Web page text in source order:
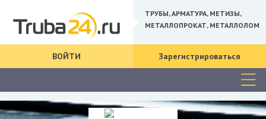
ТРУБЫ, АРМАТУРА, МЕТИЗЫ,
МЕТАЛЛОПРОКАТ, МЕТАЛЛОЛОМ
ВОЙТИ Зарегистрироваться